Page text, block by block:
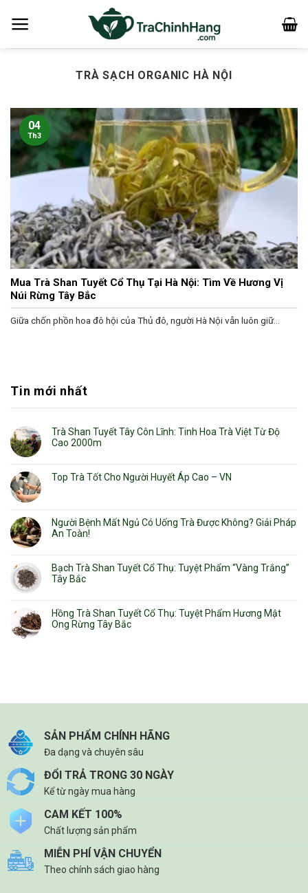
qua
TRÀ SẠCH ORGANIC HÀ NỘI
Mua Trà Shan Tuyết Cổ Thụ Tại Hà Nội: Tìm Về Hương Vị
Núi Rừng Tây Bắc
Giữa chốn phồn hoa đô hội của Thủ đô, người Hà Nội vẫn luôn giữ...
04
Th3
Tin mới nhất
Trà Shan Tuyết Tây Côn Lĩnh: Tinh Hoa Trà Việt Từ Độ
Cao 2000m
Top Trà Tốt Cho Người Huyết Áp Cao – VN
Người Bệnh Mất Ngủ Có Uống Trà Được Không? Giải Pháp
An Toàn!
Bạch Trà Shan Tuyết Cổ Thụ: Tuyệt Phẩm “Vàng Trắng”
Tây Bắc
Hồng Trà Shan Tuyết Cổ Thụ: Tuyệt Phẩm Hương Mật
Ong Rừng Tây Bắc
SẢN PHẨM CHÍNH HÃNG
Đa dạng và chuyên sâu
ĐỔI TRẢ TRONG 30 NGÀY
Kể từ ngày mua hàng
CAM KẾT 100%
Chất lượng sản phẩm
MIỄN PHÍ VẬN CHUYỂN
Theo chính sách giao hàng